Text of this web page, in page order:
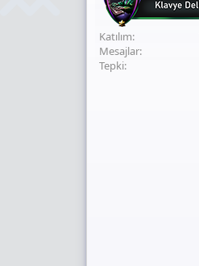
Katılım
Mesajlar
Tepki